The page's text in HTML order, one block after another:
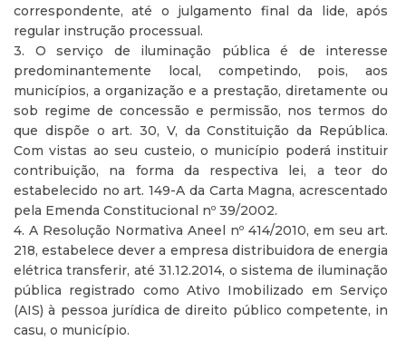
correspondente, até o julgamento final da lide, após
regular instrução processual.
3. O serviço de iluminação pública é de interesse
predominantemente local, competindo, pois, aos
municípios, a organização e a prestação, diretamente ou
sob regime de concessão e permissão, nos termos do
que dispõe o art. 30, V, da Constituição da República.
Com vistas ao seu custeio, o município poderá instituir
contribuição, na forma da respectiva lei, a teor do
estabelecido no art. 149-A da Carta Magna, acrescentado
pela Emenda Constitucional nº 39/2002.
4. A Resolução Normativa Aneel nº 414/2010, em seu art.
218, estabelece dever a empresa distribuidora de energia
elétrica transferir, até 31.12.2014, o sistema de iluminação
pública registrado como Ativo Imobilizado em Serviço
(AIS) à pessoa jurídica de direito público competente, in
casu, o município.